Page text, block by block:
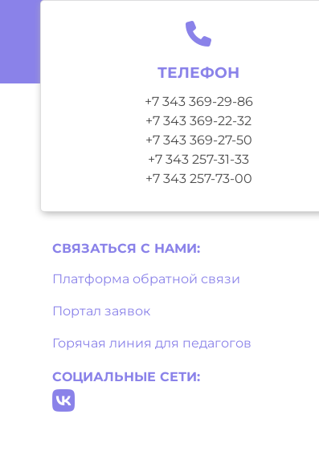
ТЕЛЕФОН
+7 343 369-29-86
+7 343 369-22-32
+7 343 369-27-50
+7 343 257-31-33
+7 343 257-73-00
СВЯЗАТЬСЯ С НAМИ:
Платформа обратной связи
Портал заявок
Горячая линия для педагогов
СОЦИАЛЬНЫЕ СЕТИ: